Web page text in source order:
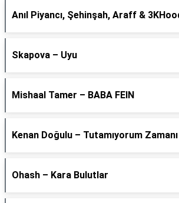
Anıl Piyancı, Şehinşah, Araff &
Skapova – Uyu
Mishaal Tamer – BABA FEIN
Kenan Doğulu – Tutamıyorum
Ohash – Kara Bulutlar